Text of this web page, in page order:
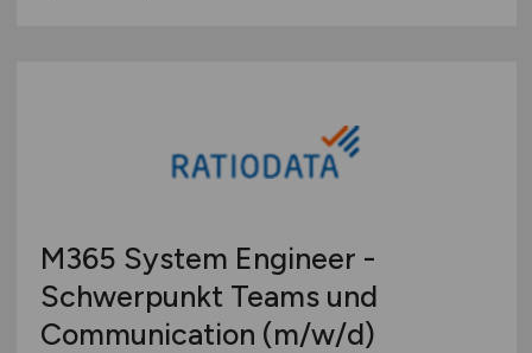
M365 System Engineer -
Schwerpunkt Teams und
Communication (m/w/d)